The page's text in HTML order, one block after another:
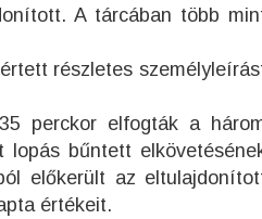
A tárcában több
részletes
perckor elfogták a
bűntett
előkerült az
értékeit.